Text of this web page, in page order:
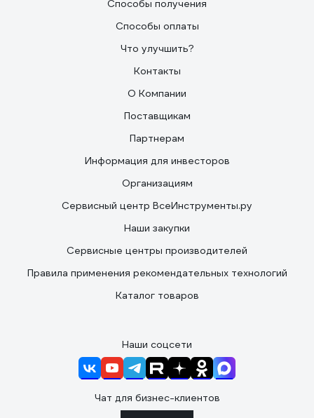
Способы получения
Способы оплаты
Что улучшить?
Контакты
О Компании
Поставщикам
Партнерам
Информация для инвесторов
Организациям
Сервисный центр ВсеИнструменты.ру
Наши закупки
Сервисные центры производителей
Правила применения рекомендательных технологий
Каталог товаров
Наши соцсети
Чат для бизнес-клиентов